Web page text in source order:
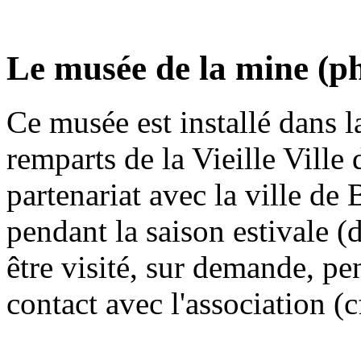
Le musée de la mine
Ce musée est installé dans
remparts de la Vieille Ville
partenariat avec la ville de
pendant la saison estivale
être visité, sur demande,
contact avec l'association